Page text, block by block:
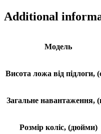
Additional
Модель
Висота ложа від підлоги,
Загальне навантаження,
Розмір коліс, (дюйми)